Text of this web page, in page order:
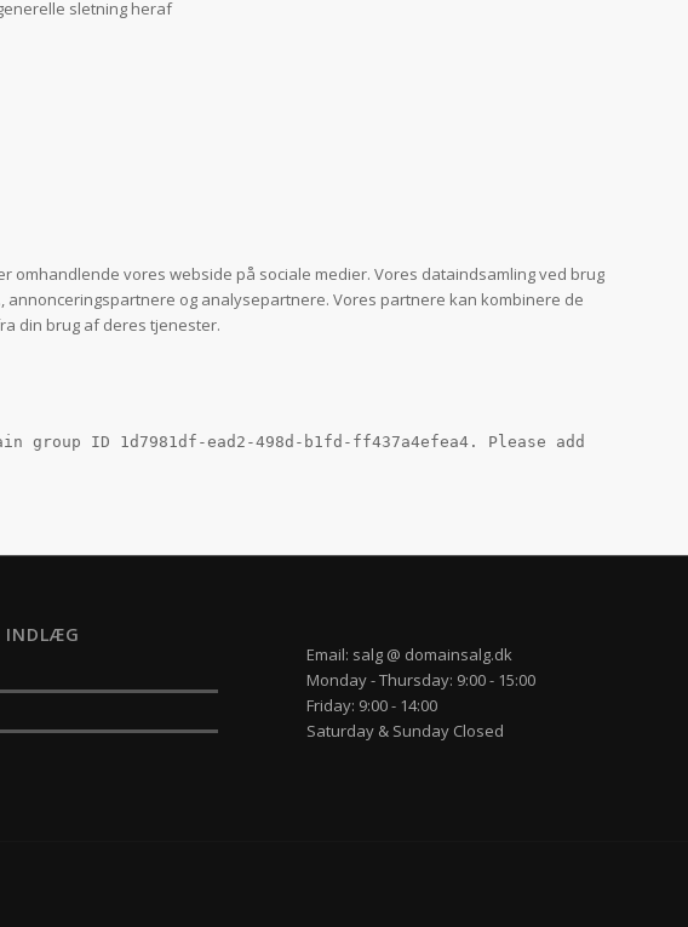
sletning heraf
vores webside på sociale medier. Vores dataindsamling ved brug
og analysepartnere. Vores partnere kan kombinere de
din brug af deres tjenester.
group ID 1d7981df-ead2-498d-b1fd-ff437a4efea4. Please add
INDLÆG
Email: salg @ domainsalg.dk
Monday - Thursday: 9:00 - 15:00
Friday: 9:00 - 14:00
Saturday & Sunday Closed